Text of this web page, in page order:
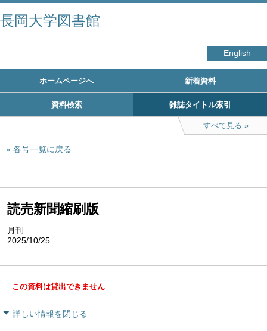
長岡大学図書館
English
ホームページへ 新着資料
資料検索 雑誌タイトル索引
すべて見る
各号一覧に戻る
読売新聞縮刷版
月刊
2025/10/25
この資料は貸出できません
詳しい情報を閉じる